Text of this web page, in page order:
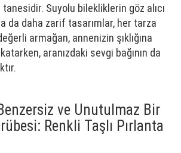
Suyolu bilekliklerin göz alıcı
da daha zarif tasarımlar, her tarza
armağan, annenizin şıklığına
aranızdaki sevgi bağının da
ve Unutulmaz Bir
Renkli Taşlı Pırlanta